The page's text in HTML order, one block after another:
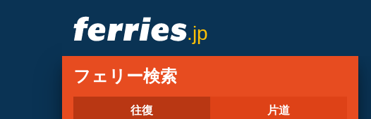
.jp
フェリー検索
往復 片道